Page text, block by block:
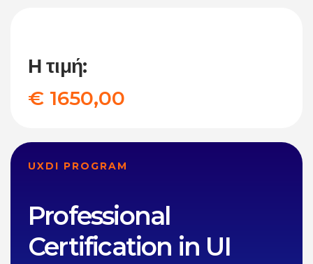
Η τιμή:
€ 1650,00
UXDI PROGRAM
Professional
Certification in UI